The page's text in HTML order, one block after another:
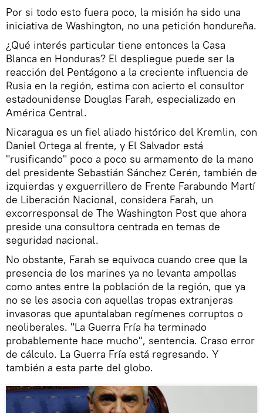
Por si todo esto fuera poco, la misión ha sido una
iniciativa de Washington, no una petición hondureña.
¿Qué interés particular tiene entonces la Casa
Blanca en Honduras? El despliegue puede ser la
reacción del Pentágono a la creciente influencia de
Rusia en la región, estima con acierto el consultor
estadounidense Douglas Farah, especializado en
América Central.
Nicaragua es un fiel aliado histórico del Kremlin, con
Daniel Ortega al frente, y El Salvador está
"rusificando" poco a poco su armamento de la mano
del presidente Sebastián Sánchez Cerén, también de
izquierdas y exguerrillero de Frente Farabundo Martí
de Liberación Nacional, considera Farah, un
excorresponsal de The Washington Post que ahora
preside una consultora centrada en temas de
seguridad nacional.
No obstante, Farah se equivoca cuando cree que la
presencia de los marines ya no levanta ampollas
como antes entre la población de la región, que ya
no se les asocia con aquellas tropas extranjeras
invasoras que apuntalaban regímenes corruptos o
neoliberales. "La Guerra Fría ha terminado
probablemente hace mucho", sentencia. Craso error
de cálculo. La Guerra Fría está regresando. Y
también a esta parte del globo.